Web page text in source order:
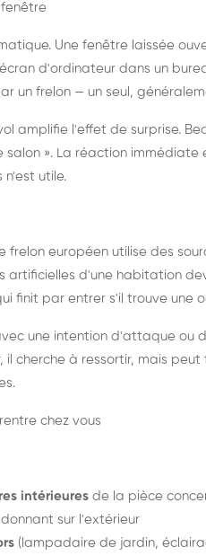
fenêtre
Une fenêtre laissée
d'ordinateur dans un
un frelon — un seul,
amplifie l'effet de surprise.
salon ». La réaction
n'est utile.
frelon européen utilise des
artificielles d'une habitation
finit par entrer s'il trouve une
une intention d'attaque ou
il cherche à ressortir, mais
chez vous
intérieures de la pièce
donnant sur l'extérieur
(lampadaire de jardin,